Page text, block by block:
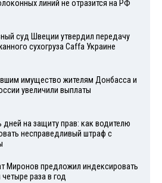
линий не отразится на РФ
суд Швеции утвердил передачу
сухогруза Caffa Украине
имущество жителям Донбасса и
увеличили выплаты
дней на защиту прав: как водителю
несправедливый штраф с
Миронов предложил индексировать
четыре раза в год